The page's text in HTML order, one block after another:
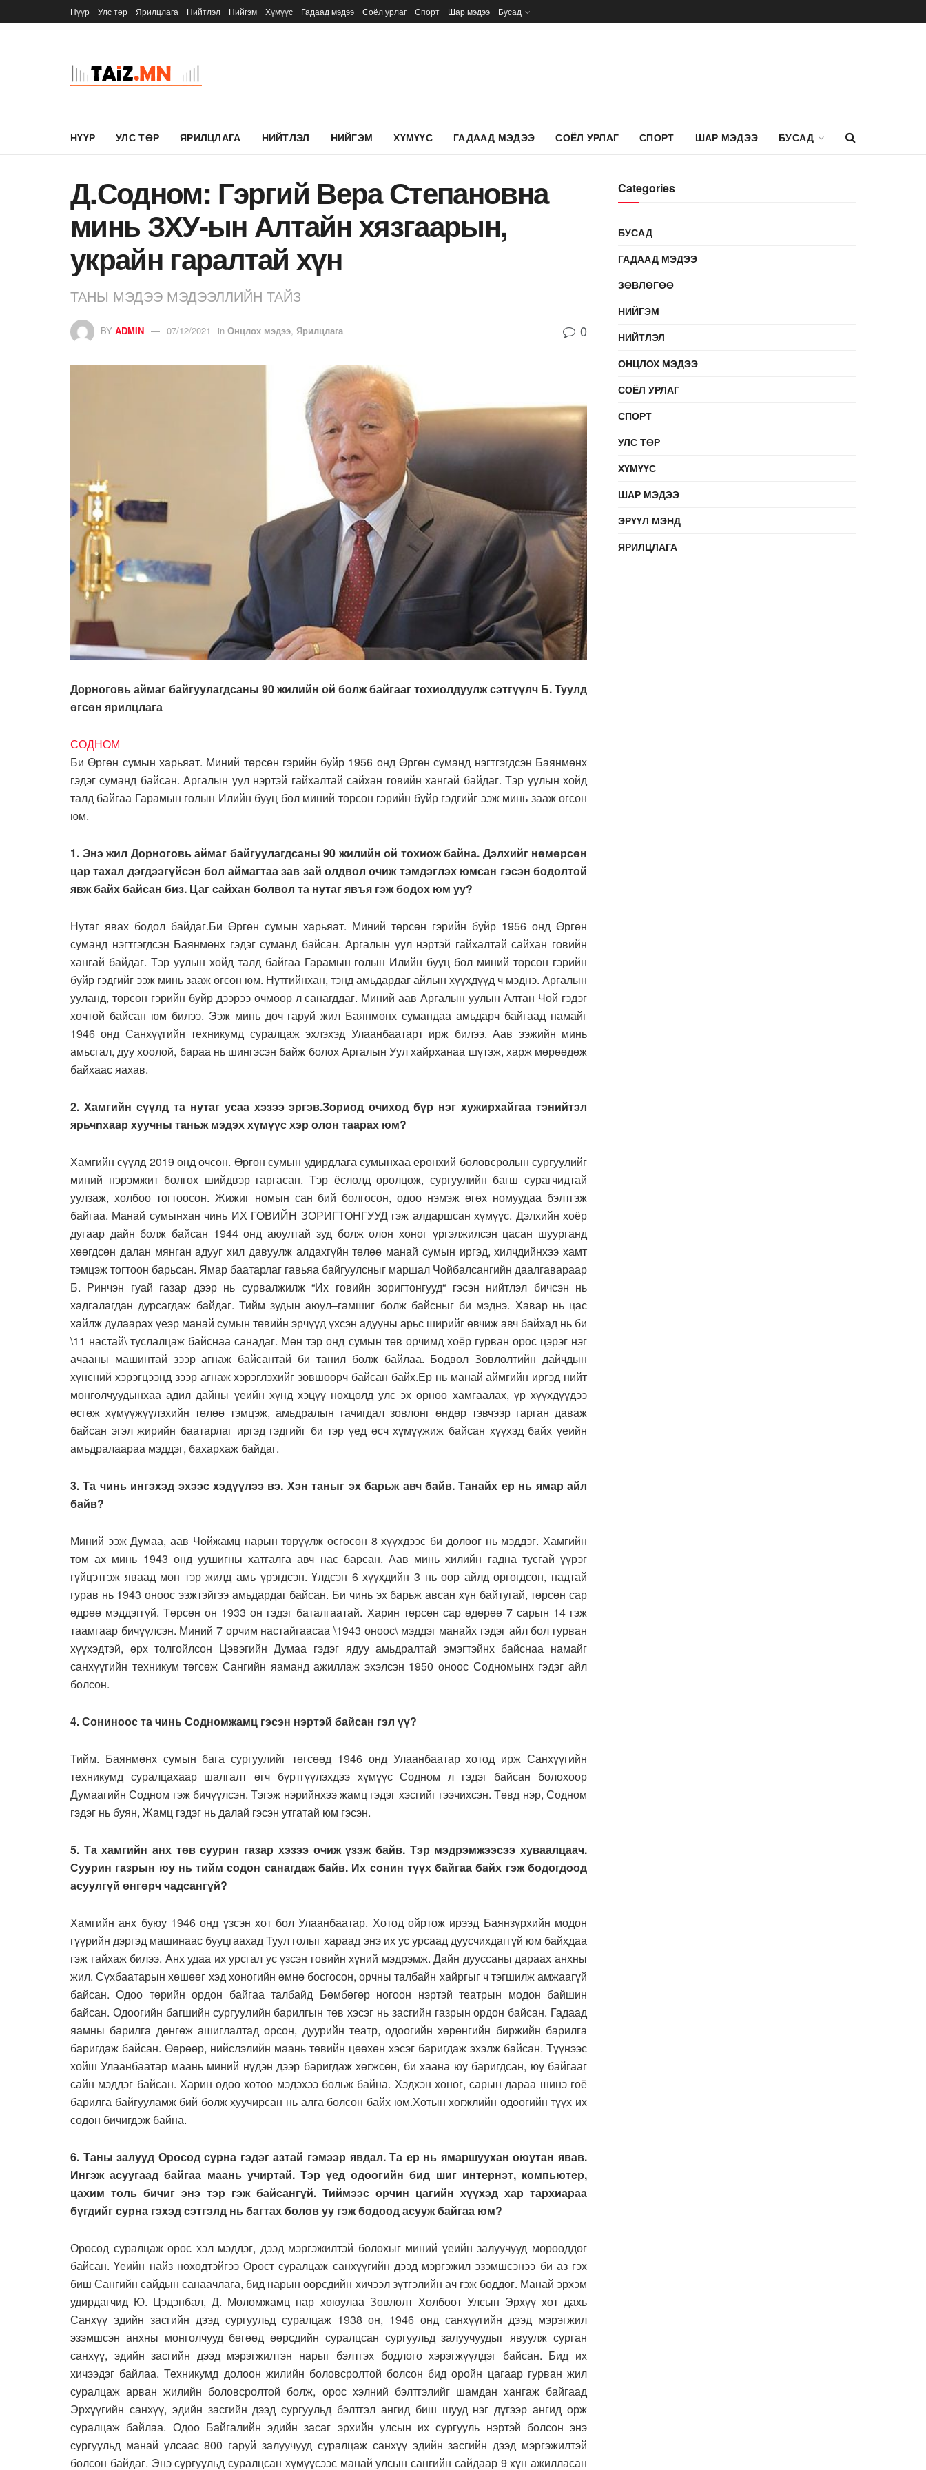
Нүүр Улс төр Ярилцлага Нийтлэл Нийгэм Хүмүүс Гадаад мэдээ Соёл урлаг Спорт Шар мэдээ Бусад
НҮҮР УЛС ТӨР ЯРИЛЦЛАГА НИЙТЛЭЛ НИЙГЭМ ХҮМҮҮС ГАДААД МЭДЭЭ СОЁЛ УРЛАГ СПОРТ ШАР МЭДЭЭ БУСАД
Д.Содном: Гэргий Вера Степановна
минь ЗХУ-ын Алтайн хязгаарын,
украйн гаралтай хүн
ТАНЫ МЭДЭЭ МЭДЭЭЛЛИЙН ТАЙЗ
BY ADMIN 07/12/2021 in Онцлох мэдээ, Ярилцлага 0
Дорноговь аймаг байгуулагдсаны 90 жилийн ой болж байгааг тохиолдуулж сэтгүүлч Б. Туулд
өгсөн ярилцлага
СОДНОМ
Би Өргөн сумын харьяат. Миний төрсөн гэрийн буйр 1956 онд Өргөн суманд нэгтгэгдсэн Баянмөнх
гэдэг суманд байсан. Аргалын уул нэртэй гайхалтай сайхан говийн хангай байдаг. Тэр уулын хойд
талд байгаа Гарамын голын Илийн бууц бол миний төрсөн гэрийн буйр гэдгийг ээж минь зааж өгсөн
юм.
1. Энэ жил Дорноговь аймаг байгуулагдсаны 90 жилийн ой тохиож байна. Дэлхийг нөмөрсөн
цар тахал дэгдээгүйсэн бол аймагтаа зав зай олдвол очиж тэмдэглэх юмсан гэсэн бодолтой
явж байх байсан биз. Цаг сайхан болвол та нутаг явъя гэж бодох юм уу?
Нутаг явах бодол байдаг.Би Өргөн сумын харьяат. Миний төрсөн гэрийн буйр 1956 онд Өргөн
суманд нэгтгэгдсэн Баянмөнх гэдэг суманд байсан. Аргалын уул нэртэй гайхалтай сайхан говийн
хангай байдаг. Тэр уулын хойд талд байгаа Гарамын голын Илийн бууц бол миний төрсөн гэрийн
буйр гэдгийг ээж минь зааж өгсөн юм. Нутгийнхан, тэнд амьдардаг айлын хүүхдүүд ч мэднэ. Аргалын
ууланд, төрсөн гэрийн буйр дээрээ очмоор л санагддаг. Миний аав Аргалын уулын Алтан Чой гэдэг
хочтой байсан юм билээ. Ээж минь дөч гаруй жил Баянмөнх сумандаа амьдарч байгаад намайг
1946 онд Санхүүгийн техникумд суралцаж эхлэхэд Улаанбаатарт ирж билээ. Аав ээжийн минь
амьсгал, дуу хоолой, бараа нь шингэсэн байж болох Аргалын Уул хайрханаа шүтэж, харж мөрөөдөж
байхаас яахав.
2. Хамгийн сүүлд та нутаг усаа хэзээ эргэв.Зориод очиход бүр нэг хужирхайгаа тэнийтэл
ярьчnхаар хуучны таньж мэдэх хүмүүс хэр олон таарах юм?
Хамгийн сүүлд 2019 онд очсон. Өргөн сумын удирдлага сумынхаа ерөнхий боловсролын сургуулийг
миний нэрэмжит болгох шийдвэр гаргасан. Тэр ёслолд оролцож, сургуулийн багш сурагчидтай
уулзаж, холбоо тогтоосон. Жижиг номын сан бий болгосон, одоо нэмэж өгөх номуудаа бэлтгэж
байгаа. Манай сумынхан чинь ИХ ГОВИЙН ЗОРИГТОНГУУД гэж алдаршсан хүмүүс. Дэлхийн хоёр
дугаар дайн болж байсан 1944 онд аюултай зуд болж олон хоног үргэлжилсэн цасан шуурганд
хөөгдсөн далан мянган адууг хил давуулж алдахгүйн төлөө манай сумын иргэд, хилчдийнхээ хамт
тэмцэж тогтоон барьсан. Ямар баатарлаг гавьяа байгуулсныг маршал Чойбалсангийн даалгавараар
Б. Ринчэн гуай газар дээр нь сурвалжилж “Их говийн зоригтонгууд“ гэсэн нийтлэл бичсэн нь
хадгалагдан дурсагдаж байдаг. Тийм зудын аюул–гамшиг болж байсныг би мэднэ. Хавар нь цас
хайлж дулаарах үеэр манай сумын төвийн эрчүүд үхсэн адууны арьс ширийг өвчиж авч байхад нь би
\11 настай\ туслалцаж байснаа санадаг. Мөн тэр онд сумын төв орчимд хоёр гурван орос цэрэг нэг
ачааны машинтай зээр агнаж байсантай би танил болж байлаа. Бодвол Зөвлөлтийн дайчдын
хүнсний хэрэгцээнд зээр агнаж хэрэглэхийг зөвшөөрч байсан байх.Ер нь манай аймгийн иргэд нийт
монголчуудынхаа адил дайны үеийн хүнд хэцүү нөхцөлд улс эх орноо хамгаалах, үр хүүхдүүдээ
өсгөж хүмүүжүүлэхийн төлөө тэмцэж, амьдралын гачигдал зовлонг өндөр тэвчээр гарган даваж
байсан эгэл жирийн баатарлаг иргэд гэдгийг би тэр үед өсч хүмүүжиж байсан хүүхэд байх үеийн
амьдралаараа мэддэг, бахархаж байдаг.
3. Та чинь ингэхэд эхээс хэдүүлээ вэ. Хэн таныг эх барьж авч байв. Танайх ер нь ямар айл
байв?
Миний ээж Думаа, аав Чойжамц нарын төрүүлж өсгөсөн 8 хүүхдээс би долоог нь мэддэг. Хамгийн
том ах минь 1943 онд уушигны хатгалга авч нас барсан. Аав минь хилийн гадна тусгай үүрэг
гүйцэтгэж яваад мөн тэр жилд амь үрэгдсэн. Үлдсэн 6 хүүхдийн 3 нь өөр айлд өргөгдсөн, надтай
гурав нь 1943 оноос ээжтэйгээ амьдардаг байсан. Би чинь эх барьж авсан хүн байтугай, төрсөн сар
өдрөө мэддэггүй. Төрсөн он 1933 он гэдэг баталгаатай. Харин төрсөн сар өдөрөө 7 сарын 14 гэж
таамгаар бичүүлсэн. Миний 7 орчим настайгаасаа \1943 оноос\ мэддэг манайх гэдэг айл бол гурван
хүүхэдтэй, өрх толгойлсон Цэвэгийн Думаа гэдэг ядуу амьдралтай эмэгтэйнх байснаа намайг
санхүүгийн техникум төгсөж Сангийн яаманд ажиллаж эхэлсэн 1950 оноос Содномынх гэдэг айл
болсон.
4. Сониноос та чинь Содномжамц гэсэн нэртэй байсан гэл үү?
Тийм. Баянмөнх сумын бага сургуулийг төгсөөд 1946 онд Улаанбаатар хотод ирж Санхүүгийн
техникумд суралцахаар шалгалт өгч бүртгүүлэхдээ хүмүүс Содном л гэдэг байсан болохоор
Думаагийн Содном гэж бичүүлсэн. Тэгэж нэрийнхээ жамц гэдэг хэсгийг гээчихсэн. Төвд нэр, Содном
гэдэг нь буян, Жамц гэдэг нь далай гэсэн утгатай юм гэсэн.
5. Та хамгийн анх төв суурин газар хэзээ очиж үзэж байв. Тэр мэдрэмжээсээ хуваалцаач.
Суурин газрын юу нь тийм содон санагдаж байв. Их сонин түүх байгаа байх гэж бодогдоод
асуулгүй өнгөрч чадсангүй?
Хамгийн анх буюу 1946 онд үзсэн хот бол Улаанбаатар. Хотод ойртож ирээд Баянзүрхийн модон
гүүрийн дэргэд машинаас бууцгаахад Туул голыг хараад энэ их ус урсаад дуусчихдаггүй юм байхдаа
гэж гайхаж билээ. Анх удаа их урсгал ус үзсэн говийн хүний мэдрэмж. Дайн дууссаны дараах анхны
жил. Сүхбаатарын хөшөөг хэд хоногийн өмнө босгосон, орчны талбайн хайргыг ч тэгшилж амжаагүй
байсан. Одоо төрийн ордон байгаа талбайд Бөмбөгөр ногоон нэртэй театрын модон байшин
байсан. Одоогийн багшийн сургуулийн барилгын төв хэсэг нь засгийн газрын ордон байсан. Гадаад
яамны барилга дөнгөж ашиглалтад орсон, дуурийн театр, одоогийн хөрөнгийн биржийн барилга
баригдаж байсан. Өөрөөр, нийслэлийн маань төвийн цөөхөн хэсэг баригдаж эхэлж байсан. Түүнээс
хойш Улаанбаатар маань миний нүдэн дээр баригдаж хөгжсөн, би хаана юу баригдсан, юу байгааг
сайн мэддэг байсан. Харин одоо хотоо мэдэхээ больж байна. Хэдхэн хоног, сарын дараа шинэ гоё
барилга байгууламж бий болж хуучирсан нь алга болсон байх юм.Хотын хөгжлийн одоогийн түүх их
содон бичигдэж байна.
6. Таны залууд Оросод сурна гэдэг азтай гэмээр явдал. Та ер нь ямаршуухан оюутан явав.
Ингэж асуугаад байгаа маань учиртай. Тэр үед одоогийн бид шиг интернэт, компьютер,
цахим толь бичиг энэ тэр гэж байсангүй. Тиймээс орчин цагийн хүүхэд хар тархиараа
бүгдийг сурна гэхэд сэтгэлд нь багтах болов уу гэж бодоод асууж байгаа юм?
Оросод суралцаж орос хэл мэддэг, дээд мэргэжилтэй болохыг миний үеийн залуучууд мөрөөддөг
байсан. Үеийн найз нөхөдтэйгээ Орост суралцаж санхүүгийн дээд мэргэжил эзэмшсэнээ би аз гэх
биш Сангийн сайдын санаачлага, бид нарын өөрсдийн хичээл зүтгэлийн ач гэж боддог. Манай эрхэм
удирдагчид Ю. Цэдэнбал, Д. Моломжамц нар хоюулаа Зөвлөлт Холбоот Улсын Эрхүү хот дахь
Санхүү эдийн засгийн дээд сургуульд суралцаж 1938 он, 1946 онд санхүүгийн дээд мэрэгжил
эзэмшсэн анхны монголчууд бөгөөд өөрсдийн суралцсан сургуульд залуучуудыг явуулж сурган
санхүү, эдийн засгийн дээд мэрэгжилтэн нарыг бэлтгэх бодлого хэрэгжүүлдэг байсан. Бид их
хичээдэг байлаа. Техникумд долоон жилийн боловсролтой болсон бид оройн цагаар гурван жил
суралцаж арван жилийн боловсролтой болж, орос хэлний бэлтгэлийг шамдан хангаж байгаад
Эрхүүгийн санхүү, эдийн засгийн дээд сургуульд бэлтгэл ангид биш шууд нэг дүгээр ангид орж
суралцаж байлаа. Одоо Байгалийн эдийн засаг эрхийн улсын их сургууль нэртэй болсон энэ
сургуульд манай улсаас 800 гаруй залуучууд суралцаж санхүү эдийн засгийн дээд мэргэжилтэй
болсон байдаг. Энэ сургуульд суралцсан хүмүүсээс манай улсын сангийн сайдаар 9 хүн ажилласан
Categories
БУСАД
ГАДААД МЭДЭЭ
ЗӨВЛӨГӨӨ
НИЙГЭМ
НИЙТЛЭЛ
ОНЦЛОХ МЭДЭЭ
СОЁЛ УРЛАГ
СПОРТ
УЛС ТӨР
ХҮМҮҮС
ШАР МЭДЭЭ
ЭРҮҮЛ МЭНД
ЯРИЛЦЛАГА